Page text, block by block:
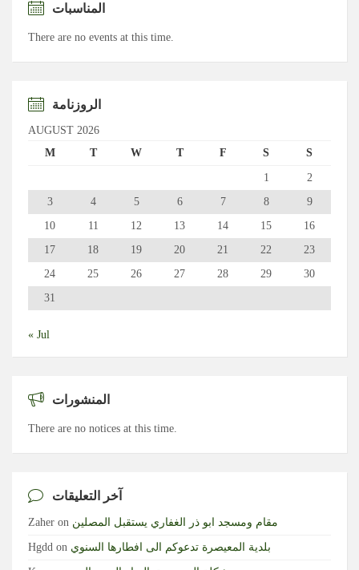
المناسبات
There are no events at this time.
الروزنامة
AUGUST 2026
M
T W T F S S
1
2
3
4 5 6 7 8
9
10
11 12 13 14 15
16
17
18 19 20 21 22
23
24
25 26 27 28 29
30
31
« Jul
المنشورات
There are no notices at this time.
آخر التعليقات
Zaher on مقام ومسجد ابو ذر الغفاري يستقبل المصلين
Hgdd on بلدية المعيصرة تدعوكم الى افطارها السنوي